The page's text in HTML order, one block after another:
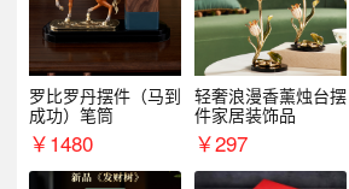
罗比罗丹摆件（马到
成功）笔筒
￥1480
轻奢浪漫香薰烛台摆
件家居装饰品
￥297